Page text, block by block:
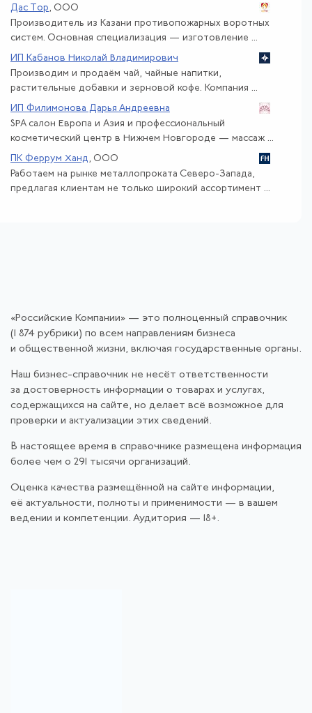
Дас Тор, ООО
Производитель из Казани противопожарных воротных
систем. Основная специализация — изготовление ...
ИП Кабанов Николай Владимирович
Производим и продаём чай, чайные напитки,
растительные добавки и зерновой кофе. Компания ...
ИП Филимонова Дарья Андреевна
SPA салон Европа и Азия и профессиональный
косметический центр в Нижнем Новгороде — массаж ...
ПК Феррум Ханд, ООО
Работаем на рынке металлопроката Северо-Запада,
предлагая клиентам не только широкий ассортимент ...
«Российские Компании» — это полноценный справочник
(1 874 рубрики) по всем направлениям бизнеса
и общественной жизни, включая государственные органы.
Наш бизнес-справочник не несёт ответственности
за достоверность информации о товарах и услугах,
содержащихся на сайте, но делает всё возможное для
проверки и актуализации этих сведений.
В настоящее время в справочнике размещена информация
более чем о 291 тысячи организаций.
Оценка качества размещённой на сайте информации,
её актуальности, полноты и применимости — в вашем
ведении и компетенции. Аудитория — 18+.